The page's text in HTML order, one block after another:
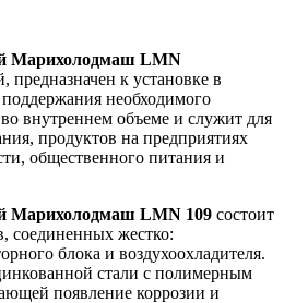
Марихолодмаш LMN
предназначен к установке в
необходимого
внутреннем объеме и служит для
продуктов на предприятиях
общественного питания и
Марихолодмаш LMN 109 состоит
соединенных жестко:
блока и воздухоохладителя.
стали с полимерным
появление коррозии и